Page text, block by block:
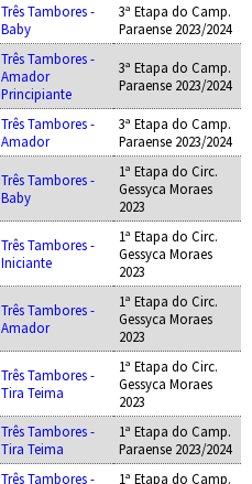
Três Tambores -
Baby
3ª Etapa do Camp.
Paraense 2023/2024
Três Tambores -
Amador
Principiante
3ª Etapa do Camp.
Paraense 2023/2024
Três Tambores -
Amador
3ª Etapa do Camp.
Paraense 2023/2024
Três Tambores -
Baby
1ª Etapa do Circ.
Gessyca Moraes
2023
Três Tambores -
Iniciante
1ª Etapa do Circ.
Gessyca Moraes
2023
Três Tambores -
Amador
1ª Etapa do Circ.
Gessyca Moraes
2023
Três Tambores -
Tira Teima
1ª Etapa do Circ.
Gessyca Moraes
2023
Três Tambores -
Tira Teima
1ª Etapa do Camp.
Paraense 2023/2024
Três Tambores - 1ª Etapa do Camp.